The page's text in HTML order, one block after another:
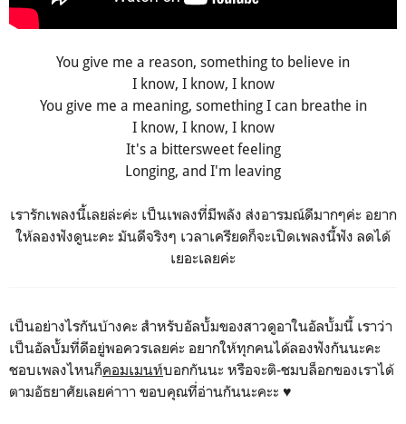
You give me a reason, something to believe in
I know, I know, I know
You give me a meaning, something I can breathe in
I know, I know, I know
It's a bittersweet feeling
Longing, and I'm leaving
เรารักเพลงนี้เลยล่ะค่ะ เป็นเพลงที่มีพลัง ส่งอารมณ์ดีมากๆค่ะ อยาก
ให้ลองฟังดูนะคะ มันดีจริงๆ เวลาเครียดก็จะเปิดเพลงนี้ฟัง ลดได้
เยอะเลยค่ะ
เป็นอย่างไรกันบ้างคะ สำหรับอัลบั้มของสาวดูอาในอัลบั้มนี้ เราว่า
เป็นอัลบั้มที่ดีอยู่พอควรเลยค่ะ อยากให้ทุกคนได้ลองฟังกันนะคะ
ชอบเพลงไหนก็คอมเมนท์บอกกันนะ หรือจะติ-ชมบล็อกของเราได้
ตามอัธยาศัยเลยค่าาา ขอบคุณที่อ่านกันนะคะะ ♥